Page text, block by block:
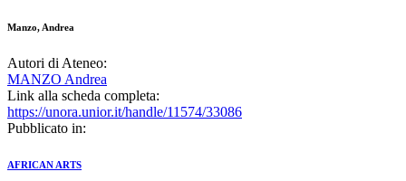
Manzo, Andrea
Autori di Ateneo:
MANZO Andrea
Link alla scheda completa:
https://unora.unior.it/handle/11574/33086
Pubblicato in:
AFRICAN ARTS